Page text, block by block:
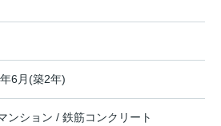
6月(築2年)
ンション / 鉄筋コンクリート